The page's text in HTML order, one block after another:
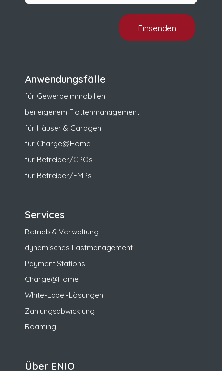
Anwendungsfälle
für Gewerbeimmobilien
bei eigenem Flottenmanagement
für Häuser & Garagen
für Charge@Home
für Betreiber/CPOs
für Betreiber/EMPs
Services
Betrieb & Verwaltung
dynamisches Lastmanagement
Payment Stations
Charge@Home
White-Label-Lösungen
Zahlungsabwicklung
Roaming
Über ENIO